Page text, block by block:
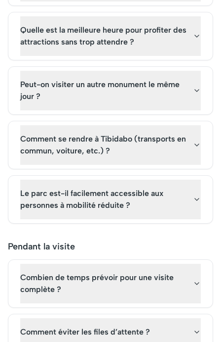
Quelle est la meilleure heure pour profiter des
attractions sans trop attendre ?
Peut-on visiter un autre monument le même
jour ?
Comment se rendre à Tibidabo (transports en
commun, voiture, etc.) ?
Le parc est-il facilement accessible aux
personnes à mobilité réduite ?
Pendant la visite
Combien de temps prévoir pour une visite
complète ?
Comment éviter les files d’attente ?